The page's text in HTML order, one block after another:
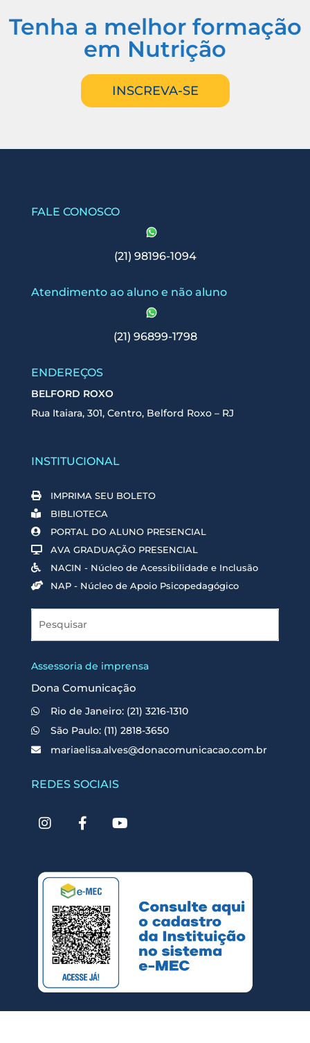
Tenha a melhor formação
em Nutrição
INSCREVA-SE
FALE CONOSCO
(21) 98196-1094
Atendimento ao aluno e não aluno
(21) 96899-1798
ENDEREÇOS
BELFORD ROXO
Rua Itaiara, 301, Centro, Belford Roxo – RJ
INSTITUCIONAL
IMPRIMA SEU BOLETO
BIBLIOTECA
PORTAL DO ALUNO PRESENCIAL
AVA GRADUAÇÃO PRESENCIAL
NACIN - Núcleo de Acessibilidade e Inclusão
NAP - Núcleo de Apoio Psicopedagógico
Assessoria de imprensa
Dona Comunicação
Rio de Janeiro: (21) 3216-1310
São Paulo: (11) 2818-3650
mariaelisa.alves@donacomunicacao.com.br
REDES SOCIAIS